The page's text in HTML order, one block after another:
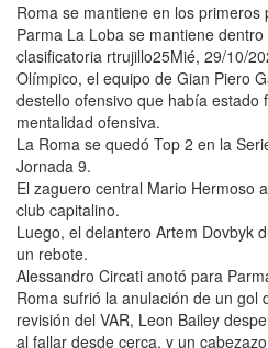
Roma se mantiene en los
Parma La Loba se mantiene
clasificatoria rtrujillo25Mié, 29/10/
Olímpico, el equipo de Gian Piero
destello ofensivo que había
mentalidad ofensiva.
La Roma se quedó Top 2 en la
Jornada 9.
El zaguero central Mario Hermoso
club capitalino.
Luego, el delantero Artem Dovbyk
un rebote.
Alessandro Circati anotó para
Roma sufrió la anulación de un gol
revisión del VAR, Leon Bailey
al fallar desde cerca, y un